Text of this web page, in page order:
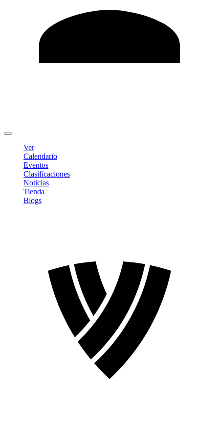
Ver
Calendario
Eventos
Clasificaciones
Noticias
Tienda
Blogs